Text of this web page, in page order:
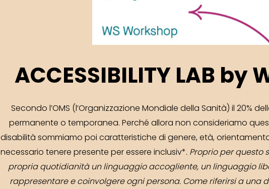
ACCESSIBILITY LAB by
Secondo l’OMS (l’Organizzazione Mondiale della Sanità) il 20%
permanente o temporanea. Perché allora non consideriamo
disabilità sommiamo poi caratteristiche di genere, età,
necessario tenere presente per essere inclusiv*. Proprio per questo
propria quotidianità un linguaggio accogliente, un linguaggio
rappresentare e coinvolgere ogni persona. Come riferirsi a